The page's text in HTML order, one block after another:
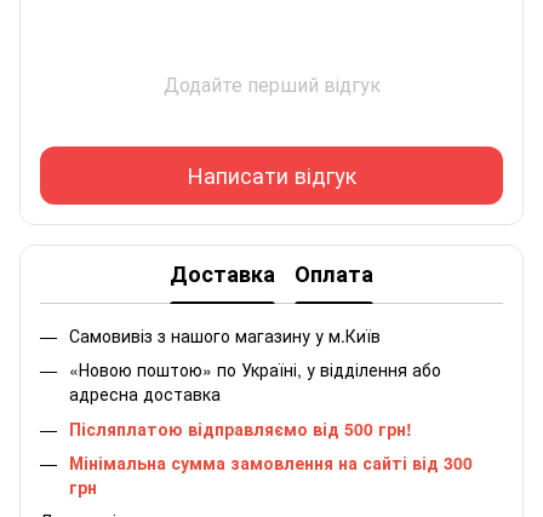
Додайте перший відгук
Написати відгук
Доставка Оплата
Самовивіз з нашого магазину у м.Київ
«Новою поштою» по Україні, у відділення або
адресна доставка
Післяплатою відправляємо від 500 грн!
Мінімальна сумма замовлення на сайті від 300
грн